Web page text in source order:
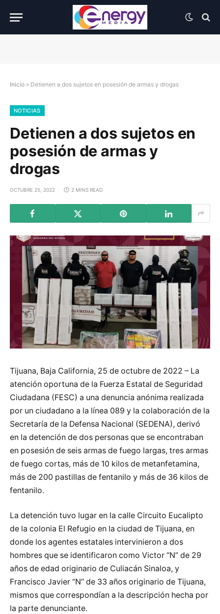
Inicio » Detienen a dos sujetos en posesión de armas y drogas
NOTICIAS
Detienen a dos sujetos en
posesión de armas y
drogas
OCTUBRE 25, 2022 2 MINS READ
Tijuana, Baja California, 25 de octubre de 2022 – La
atención oportuna de la Fuerza Estatal de Seguridad
Ciudadana (FESC) a una denuncia anónima realizada
por un ciudadano a la línea 089 y la colaboración de la
Secretaría de la Defensa Nacional (SEDENA), derivó
en la detención de dos personas que se encontraban
en posesión de seis armas de fuego largas, tres armas
de fuego cortas, más de 10 kilos de metanfetamina,
más de 200 pastillas de fentanilo y más de 36 kilos de
fentanilo.
La detención tuvo lugar en la calle Circuito Eucalipto
de la colonia El Refugio en la ciudad de Tijuana, en
donde los agentes estatales intervinieron a dos
hombres que se identificaron como Victor “N” de 29
años de edad originario de Culiacán Sinaloa, y
Francisco Javier “N” de 33 años originario de Tijuana,
mismos que correspondían a la descripción hecha por
la parte denunciante.